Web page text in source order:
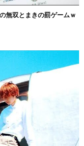
無双とまきの罰ゲームｗ